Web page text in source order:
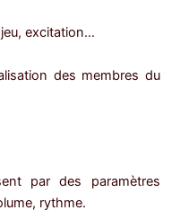
excitation…
des membres du
par des paramètres
rythme.